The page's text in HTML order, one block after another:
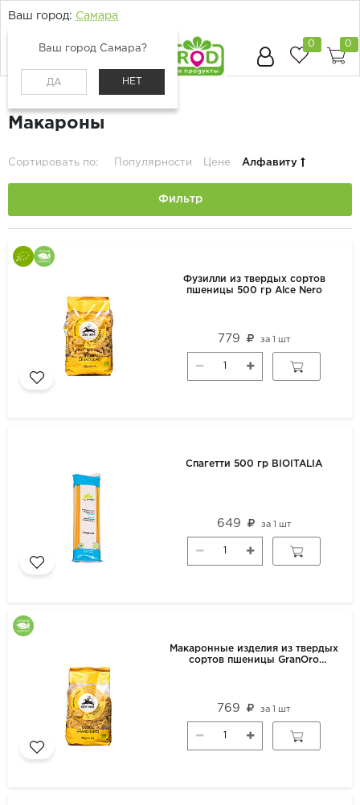
Ваш город: Самара
Ваш город Самара?
ДА НЕТ
0 0
Макароны
Сортировать по: Популярности Цене Алфавиту
Фильтр
Фузилли из твердых сортов
пшеницы 500 гр Alce Nero
779 за 1 шт
Спагетти 500 гр BIOITALIA
649 за 1 шт
Макаронные изделия из твердых
сортов пшеницы GranOro
769 за1 шт